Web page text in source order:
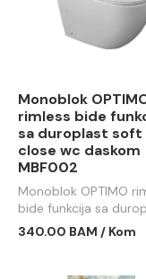
Monoblok
rimless bide
sa duroplast soft
close wc daskom
MBF002
Monoblok OPTIMO
bide funkcija sa
soft close wc daskom
340.00 BAM / Kom